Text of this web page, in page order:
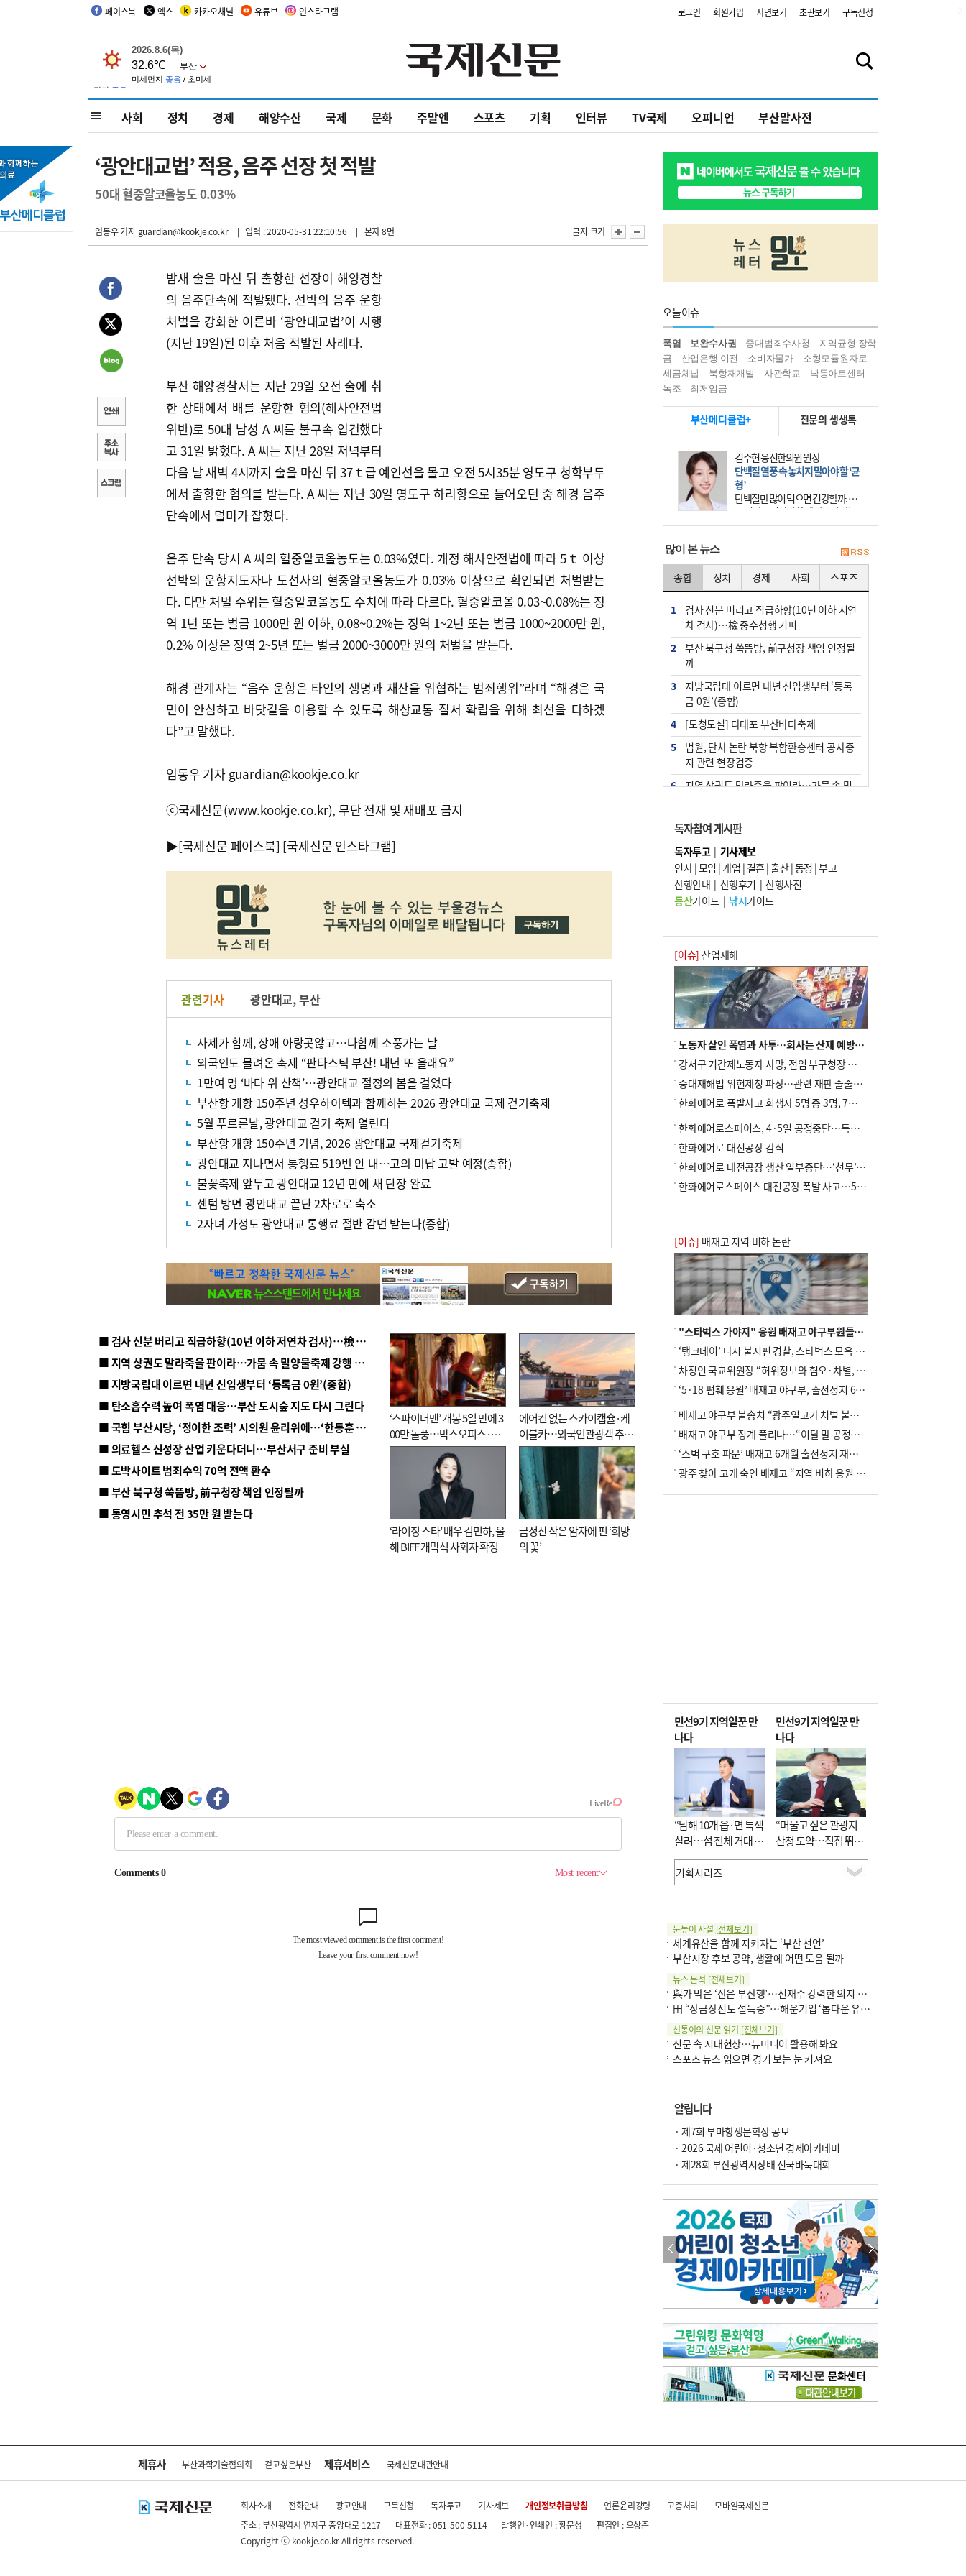
페이스북 엑스 카카오채널 유튜브 인스타그램 로그인 회원가입 지면보기 초판보기 구독신청
사회 정치 경제 해양수산 국제 문화 주말엔 스포츠 기획 인터뷰 TV국제 오피니언 부산말사전
‘광안대교법’ 적용, 음주 선장 첫 적발
50대 혈중알코올농도 0.03%
임동우 기자guardian@kookje.co.kr | 입력 : 2020-05-31 22:10:56 | 본지 8면 글자 크기
밤새 술을 마신 뒤 출항한 선장이 해양경찰
의 음주단속에 적발됐다. 선박의 음주 운항
처벌을 강화한 이른바 ‘광안대교법’이 시행
(지난 19일)된 이후 처음 적발된 사례다.
부산 해양경찰서는 지난 29일 오전 술에 취
한 상태에서 배를 운항한 혐의(해사안전법
위반)로 50대 남성 A 씨를 불구속 입건했다
고 31일 밝혔다. A 씨는 지난 28일 저녁부터
다음 날 새벽 4시까지 술을 마신 뒤 37ｔ급 예인선을 몰고 오전 5시35분 영도구 청학부두
에서 출항한 혐의를 받는다. A 씨는 지난 30일 영도구 하리항으로 들어오던 중 해경 음주
단속에서 덜미가 잡혔다.
음주 단속 당시 A 씨의 혈중알코올농도는 0.03%였다. 개정 해사안전법에 따라 5ｔ 이상
선박의 운항지도자나 도선사의 혈중알코올농도가 0.03% 이상으로 확인되면 처벌받는
다. 다만 처벌 수위는 혈중알코올농도 수치에 따라 다르다. 혈중알코올 0.03~0.08%는 징
역 1년 또는 벌금 1000만 원 이하, 0.08~0.2%는 징역 1~2년 또는 벌금 1000~2000만 원,
0.2% 이상은 징역 2~5년 또는 벌금 2000~3000만 원의 처벌을 받는다.
해경 관계자는 “음주 운항은 타인의 생명과 재산을 위협하는 범죄행위”라며 “해경은 국
민이 안심하고 바닷길을 이용할 수 있도록 해상교통 질서 확립을 위해 최선을 다하겠
다”고 말했다.
임동우 기자 guardian@kookje.co.kr
ⓒ국제신문(www.kookje.co.kr), 무단 전재 및 재배포 금지
▶[국제신문 페이스북] [국제신문 인스타그램]
관련기사 광안대교,부산
사제가 함께, 장애 아랑곳않고…다함께 소풍가는 날
외국인도 몰려온 축제 “판타스틱 부산! 내년 또 올래요”
1만여 명 ‘바다 위 산책’…광안대교 절정의 봄을 걸었다
부산항 개항 150주년 성우하이텍과 함께하는 2026 광안대교 국제 걷기축제
5월 푸르른날, 광안대교 걷기 축제 열린다
부산항 개항 150주년 기념, 2026 광안대교 국제걷기축제
광안대교 지나면서 통행료 519번 안 내…고의 미납 고발 예정(종합)
불꽃축제 앞두고 광안대교 12년 만에 새 단장 완료
센텀 방면 광안대교 끝단 2차로로 축소
2자녀 가정도 광안대교 통행료 절반 감면 받는다(종합)
■ 검사 신분 버리고 직급하향(10년 이하 저연차 검사)…檢 중수청행 기피
■ 지역 상권도 말라죽을 판이라…가뭄 속 밀양물축제 강행 논란
■ 지방국립대 이르면 내년 신입생부터 ‘등록금 0원’(종합)
■ 탄소흡수력 높여 폭염 대응…부산 도시숲 지도 다시 그린다
■ 국힘 부산시당, ‘정이한 조력’ 시의원 윤리위에…‘한동훈 지지’도 신고접수
■ 의료헬스 신성장 산업 키운다더니…부산서구 준비 부실
■ 도박사이트 범죄수익 70억 전액 환수
■ 부산 북구청 쑥뜸방, 前구청장 책임 인정될까
■ 통영시민 추석 전 35만 원 받는다
‘스파이더맨’ 개봉 5일 만에 3
00만 돌풍…박스오피스·예
매율 동시 1위
에어컨 없는 스카이캡슐·케
이블카…외국인관광객 추억
대신 고역 될라
‘라이징 스타’ 배우 김민하, 올
해 BIFF 개막식 사회자 확정
금정산 작은 암자에 핀 ‘희망
의 꽃’
오늘이슈
폭염 보완수사권 중대범죄수사청
지역균형 장학
금
산업은행 이전 소비자물가
소형모듈원자로
세금체납
북항재개발 사관학교
낙동아트센터
녹조
최저임금
부산메디클럽+ 전문의 생생톡
김주현 웅진한의원 원장
단백질 열풍 속 놓치지 말아야 할 ‘균
형’
단백질만 많이 먹으면 건강할까. 요
즘 건강을 이야기할 때 빠지지 않는
키워드가 단백질이다. 헬스장을 다니
많이 본 뉴스
종합 정치 경제 사회 스포츠
1
검사 신분 버리고 직급하향(10년 이하 저연
차 검사)…檢 중수청행 기피
2
부산 북구청 쑥뜸방, 前구청장 책임 인정될
까
3
지방국립대 이르면 내년 신입생부터 ‘등록
금 0원’(종합)
4
[도청도설] 다대포 부산바다축제
5
법원, 단차 논란 북항 복합환승센터 공사중
지 관련 현장검증
6
지역 상권도 말라죽을 판이라…가뭄 속 밀
7
통영시민 추석 전 35만 원 받는다
8
해양수산부 신청사 북항재개발 부지에 짓
는다
9
부산 철강공장 50대 노동자 추락사
10 국힘 부산시당, ‘정이한 조력’ 시의원 윤리
위에…‘한동훈 지지’도 신고접수
독자참여 게시판
독자투고| 기사제보
인사|모임 | 개업 | 결혼|출산|동정 |부고
산행안내 | 산행후기 | 산행사진
등산가이드| 낚시가이드
[이슈] 산업재해
노동자 살인 폭염과 사투…회사는 산재 예방·전기료 절감 전력
강서구 기간제노동자 사망, 전임 부구청장 檢 송치
중대재해법 위헌제청 파장…관련 재판 줄줄이 브레이크
한화에어로 폭발사고 희생자 5명 중 3명, 7일 영면
한화에어로스페이스, 4·5일 공정중단…특별 안전점검
한화에어로 대전공장 감식
한화에어로 대전공장 생산 일부중단…‘천무’ 수출 비상
한화에어로스페이스 대전공장 폭발 사고…5명 사망·2명 부상(종합)
[이슈] 배재고 지역 비하 논란
"스타벅스 가야지" 응원 배재고 야구부원들, 학교서 징계 처분
‘탱크데이’ 다시 불지핀 경찰, 스타벅스 모욕 혐의 압수수색
차정인 국교위원장 “허위정보와 혐오·차별, 학교 교실까지 유입"
‘5·18 폄훼 응원’ 배재고 야구부, 출전정지 6개월→1개월 감경
배재고 야구부 불송치 “광주일고가 처벌 불원 의사 표해”
배재고 야구부 징계 풀리나…“이달 말 공정위서 재심의”
‘스벅 구호 파문’ 배재고 6개월 출전정지 재심 신청키로
광주 찾아 고개 숙인 배재고 “지역 비하 응원 잘못”(종합)
민선9기 지역일꾼 만
나다
“남해 10개 읍·면 특색
살려…섬 전체 거대 정
원으로 조성”
민선9기 지역일꾼 만
나다
“머물고 싶은 관광지
산청 도약…직접 뛰며
‘돈 버는 군수’ 될 것”
눈높이 사설 [전체보기]
세계유산을 함께 지키자는 ‘부산 선언’
부산시장 후보 공약, 생활에 어떤 도움 될까
뉴스 분석 [전체보기]
與가 막은 ‘산은 부산행’…전재수 강력한 의지 표명 없인 공염불
田 “장금상선도 설득중”…해운기업 ‘톱다운 유치전’ 가속
신통이의 신문 읽기 [전체보기]
신문 속 시대현상…뉴미디어 활용해 봐요
스포츠 뉴스 읽으면 경기 보는 눈 커져요
구·군 승진 축하화분 관행 없애자니 소상공인 울상
팩트체크 [전체보기]
서산 간월암
한 손 뉴스[전체보기]
골목 맛집 발굴 고메 셀렉션…부산시, 페스티벌 시월 연계
이란 공습 경고·취소 되풀이…오락가락 트럼프 비꼰 ‘타코’
오늘의 날씨-[전체보기]
오늘의 날씨- 2026년 8월 6일
오늘의 날씨- 2026년 8월 5일
우리 결혼해요-[전체보기]
우리 결혼해요- 김홍윤·정세빈 커플
알립니다
· 제7회 부마항쟁문학상 공모
· 2026 국제 어린이·청소년 경제아카데미
· 제28회 부산광역시장배 전국바둑대회
제휴사 부산과학기술협의회 걷고싶은부산 제휴서비스 국제신문대관안내
회사소개 전화안내 광고안내 구독신청 독자투고 기사제보 개인정보취급방침 언론윤리강령 고충처리
모바일국제신문
주소 : 부산광역시 연제구 중앙대로 1217
대표전화 : 051-500-5114 발행인·인쇄인 : 황문성
편집인 : 오상준
Copyright ⓒ kookje.co.kr All rights reserved.